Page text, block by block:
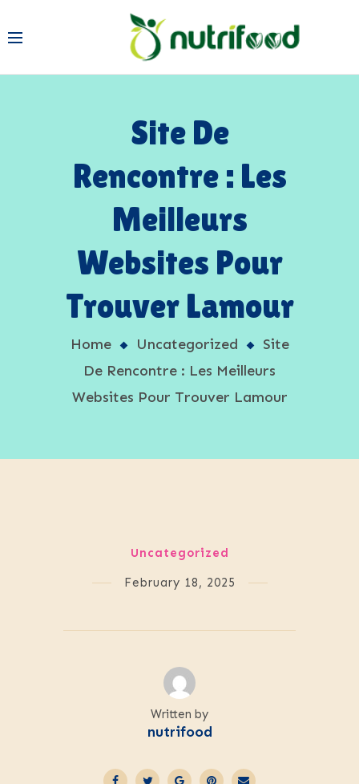
Site De
Rencontre : Les
Meilleurs
Websites Pour
Trouver Lamour
Home Uncategorized
Site
De Rencontre : Les Meilleurs
Websites Pour Trouver Lamour
Uncategorized
February 18, 2025
Written by
nutrifood